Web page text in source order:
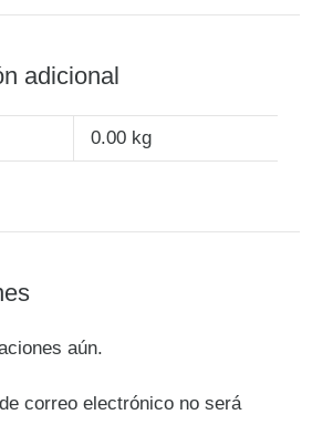
adicional
0.00 kg
aún.
correo electrónico no será